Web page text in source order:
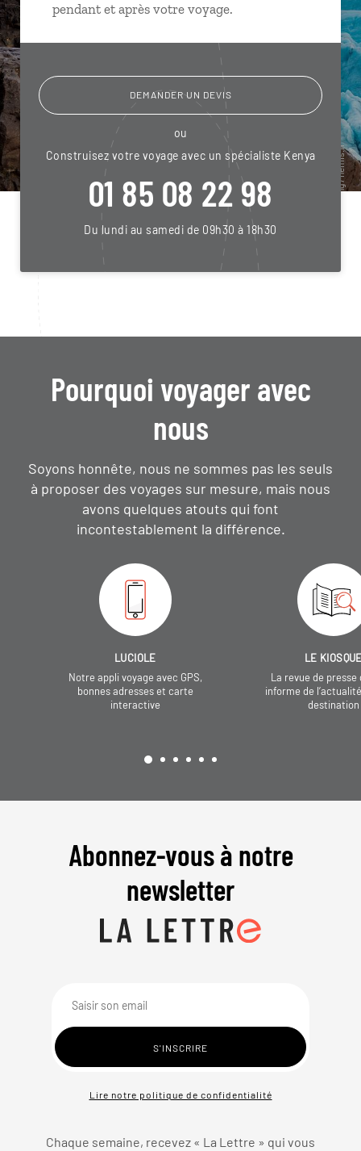
pendant et après votre voyage.
DEMANDER UN DEVIS
ou
Construisez votre voyage avec un spécialiste Kenya
01 85 08 22 98
Du lundi au samedi de 09h30 à 18h30
Pourquoi voyager avec
nous
Soyons honnête, nous ne sommes pas les seuls
à proposer des voyages sur mesure, mais nous
avons quelques atouts qui font
incontestablement la différence.
LUCIOLE
Notre appli voyage avec GPS,
bonnes adresses et carte
interactive
LE
La revue de presse
informe de
destination
Abonnez-vous à notre
newsletter
Lire notre politique de confidentialité
Chaque semaine, recevez « La Lettre » qui vous